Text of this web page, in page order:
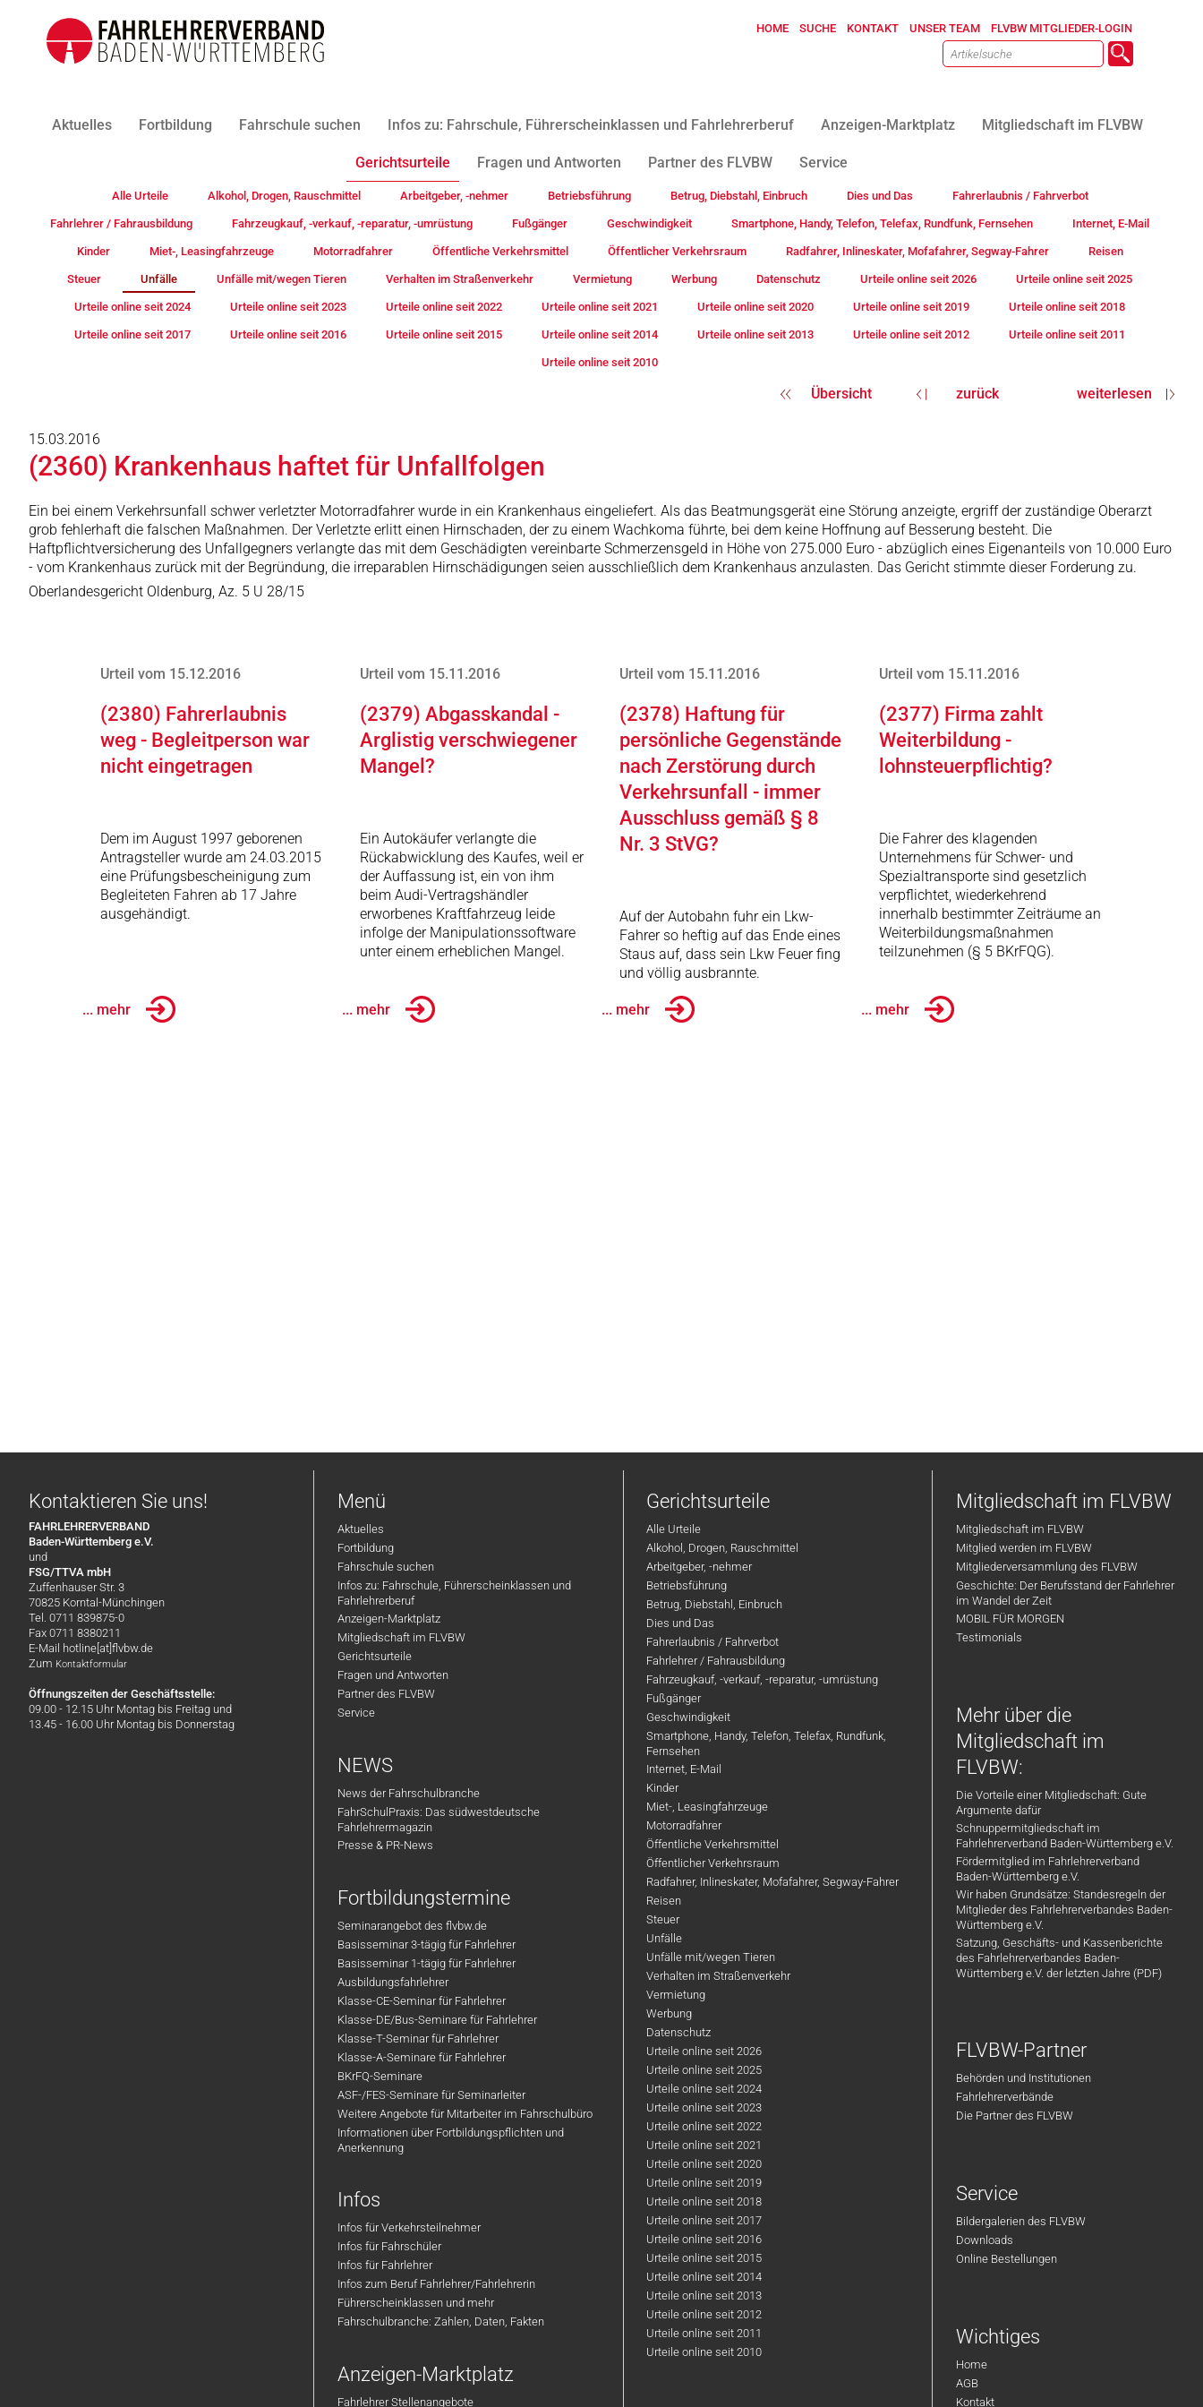
HOME SUCHE KONTAKT UNSER TEAM FLVBW MITGLIEDER-LOGIN
Aktuelles Fortbildung Fahrschule suchen Infos zu: Fahrschule, Führerscheinklassen und Fahrlehrerberuf Anzeigen-Marktplatz Mitgliedschaft im FLVBW
Gerichtsurteile Fragen und Antworten Partner des FLVBW Service
Alle Urteile Alkohol, Drogen, Rauschmittel Arbeitgeber, -nehmer Betriebsführung Betrug, Diebstahl, Einbruch Dies und Das Fahrerlaubnis / Fahrverbot
Fahrlehrer / Fahrausbildung Fahrzeugkauf, -verkauf, -reparatur, -umrüstung Fußgänger Geschwindigkeit Smartphone, Handy, Telefon, Telefax, Rundfunk, Fernsehen Internet, E-Mail
Kinder Miet-, Leasingfahrzeuge Motorradfahrer Öffentliche Verkehrsmittel Öffentlicher Verkehrsraum Radfahrer, Inlineskater, Mofafahrer, Segway-Fahrer Reisen
Steuer Unfälle Unfälle mit/wegen Tieren Verhalten im Straßenverkehr Vermietung Werbung Datenschutz Urteile online seit 2026 Urteile online seit 2025
Urteile online seit 2024 Urteile online seit 2023 Urteile online seit 2022 Urteile online seit 2021 Urteile online seit 2020 Urteile online seit 2019 Urteile online seit 2018
Urteile online seit 2017 Urteile online seit 2016 Urteile online seit 2015 Urteile online seit 2014 Urteile online seit 2013 Urteile online seit 2012 Urteile online seit 2011
Urteile online seit 2010
Übersicht zurück weiterlesen
15.03.2016
(2360) Krankenhaus haftet für Unfallfolgen
Ein bei einem Verkehrsunfall schwer verletzter Motorradfahrer wurde in ein Krankenhaus eingeliefert. Als das Beatmungsgerät eine Störung anzeigte, ergriff der zuständige Oberarzt
grob fehlerhaft die falschen Maßnahmen. Der Verletzte erlitt einen Hirnschaden, der zu einem Wachkoma führte, bei dem keine Hoffnung auf Besserung besteht. Die
Haftpflichtversicherung des Unfallgegners verlangte das mit dem Geschädigten vereinbarte Schmerzensgeld in Höhe von 275.000 Euro - abzüglich eines Eigenanteils von 10.000 Euro
- vom Krankenhaus zurück mit der Begründung, die irreparablen Hirnschädigungen seien ausschließlich dem Krankenhaus anzulasten. Das Gericht stimmte dieser Forderung zu.
Oberlandesgericht Oldenburg, Az. 5 U 28/15
Urteil vom 15.12.2016
(2380) Fahrerlaubnis
weg - Begleitperson war
nicht eingetragen
Dem im August 1997 geborenen
Antragsteller wurde am 24.03.2015
eine Prüfungsbescheinigung zum
Begleiteten Fahren ab 17 Jahre
ausgehändigt.
... mehr
Urteil vom 15.11.2016
(2379) Abgasskandal -
Arglistig verschwiegener
Mangel?
Ein Autokäufer verlangte die
Rückabwicklung des Kaufes, weil er
der Auffassung ist, ein von ihm
beim Audi-Vertragshändler
erworbenes Kraftfahrzeug leide
infolge der Manipulationssoftware
unter einem erheblichen Mangel.
... mehr
Urteil vom 15.11.2016
(2378) Haftung für
persönliche Gegenstände
nach Zerstörung durch
Verkehrsunfall - immer
Ausschluss gemäß § 8
Nr. 3 StVG?
Auf der Autobahn fuhr ein Lkw-
Fahrer so heftig auf das Ende eines
Staus auf, dass sein Lkw Feuer fing
und völlig ausbrannte.
... mehr
Urteil vom 15.11.2016
(2377) Firma zahlt
Weiterbildung -
lohnsteuerpflichtig?
Die Fahrer des klagenden
Unternehmens für Schwer- und
Spezialtransporte sind gesetzlich
verpflichtet, wiederkehrend
innerhalb bestimmter Zeiträume an
Weiterbildungsmaßnahmen
teilzunehmen (§ 5 BKrFQG).
... mehr
Kontaktieren Sie uns!
FAHRLEHRERVERBAND
Baden-Württemberg e.V.
und
FSG/TTVA mbH
Zuffenhauser Str. 3
70825 Korntal-Münchingen
Tel. 0711 839875-0
Fax 0711 8380211
E-Mail hotline[at]flvbw.de
Zum Kontaktformular
Öffnungszeiten der Geschäftsstelle:
09.00 - 12.15 Uhr Montag bis Freitag und
13.45 - 16.00 Uhr Montag bis Donnerstag
Menü
Aktuelles
Fortbildung
Fahrschule suchen
Infos zu: Fahrschule, Führerscheinklassen und
Fahrlehrerberuf
Anzeigen-Marktplatz
Mitgliedschaft im FLVBW
Gerichtsurteile
Fragen und Antworten
Partner des FLVBW
Service
NEWS
News der Fahrschulbranche
FahrSchulPraxis: Das südwestdeutsche
Fahrlehrermagazin
Presse & PR-News
Fortbildungstermine
Seminarangebot des flvbw.de
Basisseminar 3-tägig für Fahrlehrer
Basisseminar 1-tägig für Fahrlehrer
Ausbildungsfahrlehrer
Klasse-CE-Seminar für Fahrlehrer
Klasse-DE/Bus-Seminare für Fahrlehrer
Klasse-T-Seminar für Fahrlehrer
Klasse-A-Seminare für Fahrlehrer
BKrFQ-Seminare
ASF-/FES-Seminare für Seminarleiter
Weitere Angebote für Mitarbeiter im Fahrschulbüro
Informationen über Fortbildungspflichten und
Anerkennung
Infos
Infos für Verkehrsteilnehmer
Infos für Fahrschüler
Infos für Fahrlehrer
Infos zum Beruf Fahrlehrer/Fahrlehrerin
Führerscheinklassen und mehr
Fahrschulbranche: Zahlen, Daten, Fakten
Anzeigen-Marktplatz
Fahrlehrer Stellenangebote
Gerichtsurteile
Alle Urteile
Alkohol, Drogen, Rauschmittel
Arbeitgeber, -nehmer
Betriebsführung
Betrug, Diebstahl, Einbruch
Dies und Das
Fahrerlaubnis / Fahrverbot
Fahrlehrer / Fahrausbildung
Fahrzeugkauf, -verkauf, -reparatur, -umrüstung
Fußgänger
Geschwindigkeit
Smartphone, Handy, Telefon, Telefax, Rundfunk,
Fernsehen
Internet, E-Mail
Kinder
Miet-, Leasingfahrzeuge
Motorradfahrer
Öffentliche Verkehrsmittel
Öffentlicher Verkehrsraum
Radfahrer, Inlineskater, Mofafahrer, Segway-Fahrer
Reisen
Steuer
Unfälle
Unfälle mit/wegen Tieren
Verhalten im Straßenverkehr
Vermietung
Werbung
Datenschutz
Urteile online seit 2026
Urteile online seit 2025
Urteile online seit 2024
Urteile online seit 2023
Urteile online seit 2022
Urteile online seit 2021
Urteile online seit 2020
Urteile online seit 2019
Urteile online seit 2018
Urteile online seit 2017
Urteile online seit 2016
Urteile online seit 2015
Urteile online seit 2014
Urteile online seit 2013
Urteile online seit 2012
Urteile online seit 2011
Urteile online seit 2010
Mitgliedschaft im FLVBW
Mitgliedschaft im FLVBW
Mitglied werden im FLVBW
Mitgliederversammlung des FLVBW
Geschichte: Der Berufsstand der Fahrlehrer
im Wandel der Zeit
MOBIL FÜR MORGEN
Testimonials
Mehr über die
Mitgliedschaft im
FLVBW:
Die Vorteile einer Mitgliedschaft: Gute
Argumente dafür
Schnuppermitgliedschaft im
Fahrlehrerverband Baden-Württemberg e.V.
Fördermitglied im Fahrlehrerverband
Baden-Württemberg e.V.
Wir haben Grundsätze: Standesregeln der
Mitglieder des Fahrlehrerverbandes Baden-
Württemberg e.V.
Satzung, Geschäfts- und Kassenberichte
des Fahrlehrerverbandes Baden-
Württemberg e.V. der letzten Jahre (PDF)
FLVBW-Partner
Behörden und Institutionen
Fahrlehrerverbände
Die Partner des FLVBW
Service
Bildergalerien des FLVBW
Downloads
Online Bestellungen
Wichtiges
Home
AGB
Kontakt